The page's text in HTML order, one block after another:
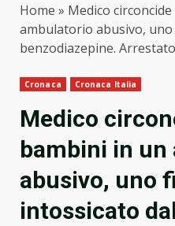
Home » Medico
ambulatorio abusivo,
benzodiazepine. Arrestato
Cronaca Cronaca Italia
Medico
bambini in
abusivo, uno
intossicato